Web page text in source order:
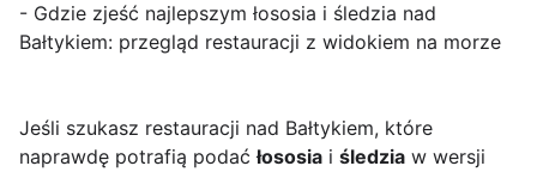
- Gdzie zjeść najlepszym łososia i śledzia nad
Bałtykiem: przegląd restauracji z widokiem na morze
Jeśli szukasz restauracji nad Bałtykiem, które
naprawdę potrafią podaćłososia i śledzia w wersji